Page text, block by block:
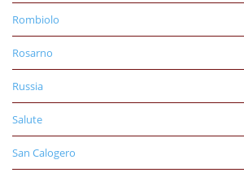
Rombiolo
Rosarno
Russia
Salute
San Calogero